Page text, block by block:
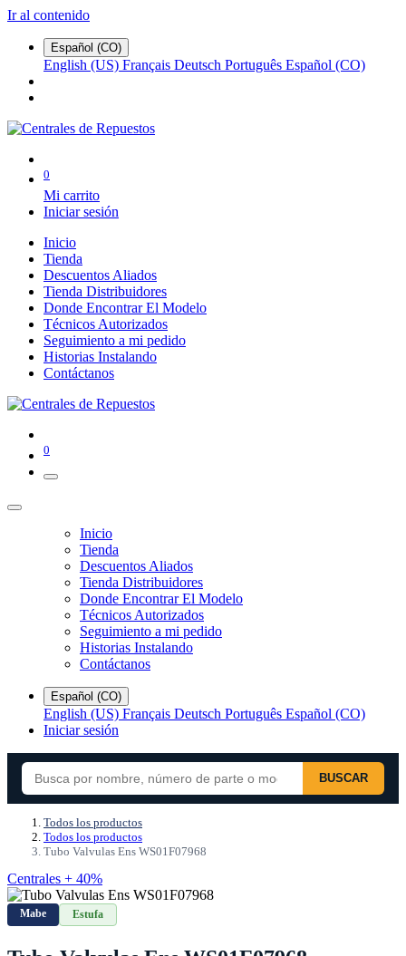
Ir al contenido
Español (CO)
English (US) Français Deutsch Português Español (CO)
0
Mi carrito
Iniciar sesión
Inicio
Tienda
Descuentos Aliados
Tienda Distribuidores
Donde Encontrar El Modelo
Técnicos Autorizados
Seguimiento a mi pedido
Historias Instalando
Contáctanos
0
Inicio
Tienda
Descuentos Aliados
Tienda Distribuidores
Donde Encontrar El Modelo
Técnicos Autorizados
Seguimiento a mi pedido
Historias Instalando
Contáctanos
Español (CO)
English (US) Français Deutsch Português Español (CO)
Iniciar sesión
BUSCAR
Todos los productos
Todos los productos
Tubo Valvulas Ens WS01F07968
Centrales + 40%
Mabe Estufa